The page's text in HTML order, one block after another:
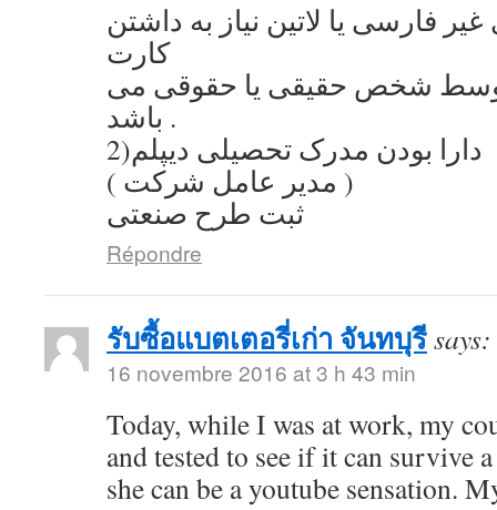
فارسی یا لاتین نیاز به داشتن
کارت
توسط شخص حقیقی یا حقوقی می
باشد .
2)دارا بودن مدرک تحصیلی دیپلم
( مدیر عامل شرکت )
ثبت طرح صنعتی
Répondre
รับซื้อแบตเตอรี่เก่า จันทบุรีsays:
16 novembre 2016 at 3 h 43 min
Today, while I was at work, my
and tested to see if it can survive
she can be a youtube sensation.